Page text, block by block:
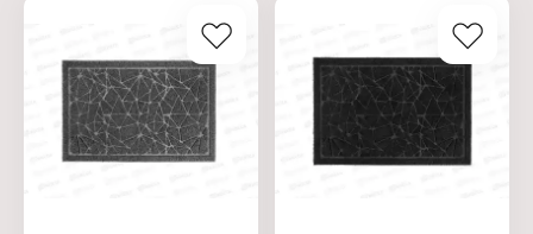
Материал: ворс
полиэстер, подложка
ПВХ